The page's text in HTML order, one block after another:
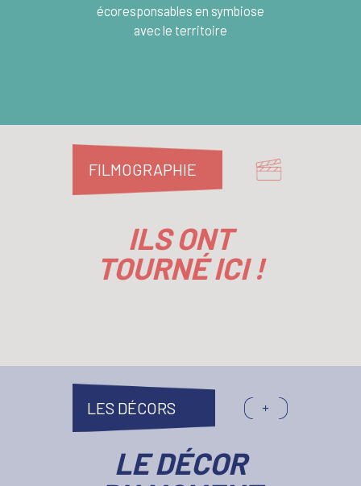
écoresponsables en symbiose
avec le territoire
FILMOGRAPHIE
ILS ONT
TOURNÉ ICI !
LES DÉCORS
LE DÉCOR